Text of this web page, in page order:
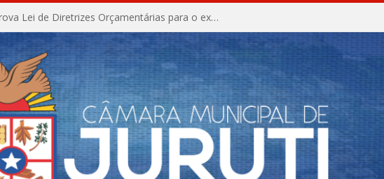
Câmara Municipal aprova Lei de Diretrizes Orçamentárias para o exercício financeiro de 2027